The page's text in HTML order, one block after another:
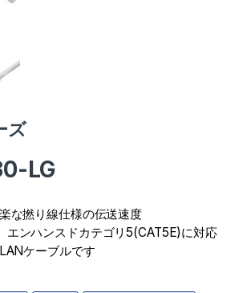
ズ
LG
な撚り線仕様の伝送速度
ンハンスドカテゴリ5(CAT5E)に対応
ケーブルです